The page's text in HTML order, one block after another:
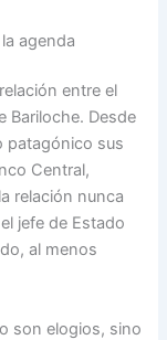
agenda
entre el
Bariloche. Desde
patagónico sus
Central,
relación nunca
jefe de Estado
al menos
son elogios, sino